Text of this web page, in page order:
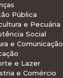
Pública
e Pecuária
Social
e Comunicação
e Lazer
e Comércio